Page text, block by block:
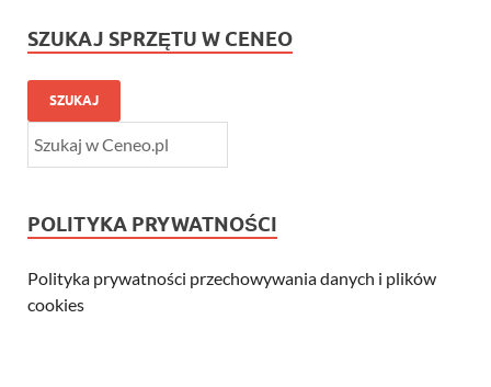
SZUKAJ SPRZĘTU W CENEO
SZUKAJ
POLITYKA PRYWATNOŚCI
Polityka prywatności przechowywania danych i plików
cookies